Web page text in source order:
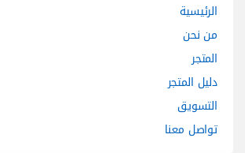
الرئيسية
من نحن
المتجر
دليل المتجر
التسويق
تواصل معنا